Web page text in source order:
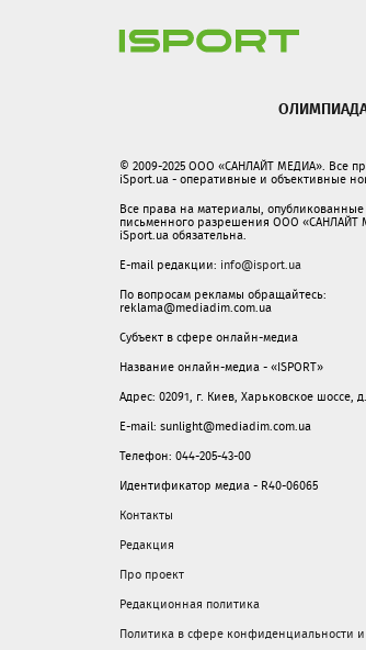
© 2009-2025 ООО «САНЛАЙТ МЕДИА». Все
iSport.ua - оперативные и объективные
Все права на материалы,
письменного разрешения ООО «САНЛАЙТ
iSport.ua обязательна.
E-mail редакции: info@isport.ua
По вопросам рекламы обращайтесь:
reklama@mediadim.com.ua
Субъект в сфере онлайн-медиа
Название онлайн-медиа - «ISPORT»
Адрес: 02091, г. Киев, Харьковское шоссе,
E-mail: sunlight@mediadim.com.ua
Телефон: 044-205-43-00
Идентификатор медиа - R40-06065
Контакты
Редакция
Про проект
Редакционная политика
Политика в сфере конфиденциальности